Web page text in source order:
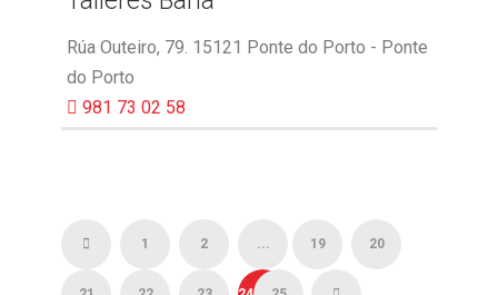
Rúa Outeiro, 79. 15121 Ponte do Porto - Ponte
do Porto
981 73 02 58
1 2 ... 19 20